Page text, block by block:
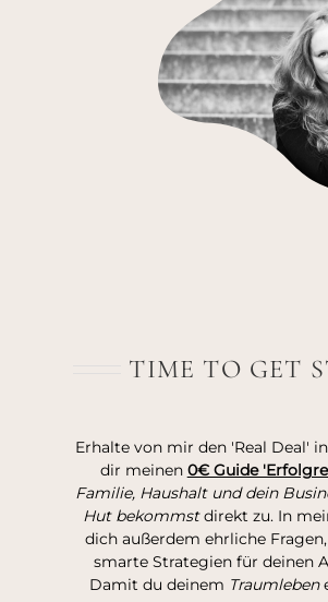
TIME TO GET
Erhalte von mir den 'Real Deal'
dir meinen 0€ Guide
Familie, Haushalt und dein
Hut bekommstdirekt zu. In
dich außerdem ehrliche
smarte Strategien für deinen
Damit du deinem Traumleben